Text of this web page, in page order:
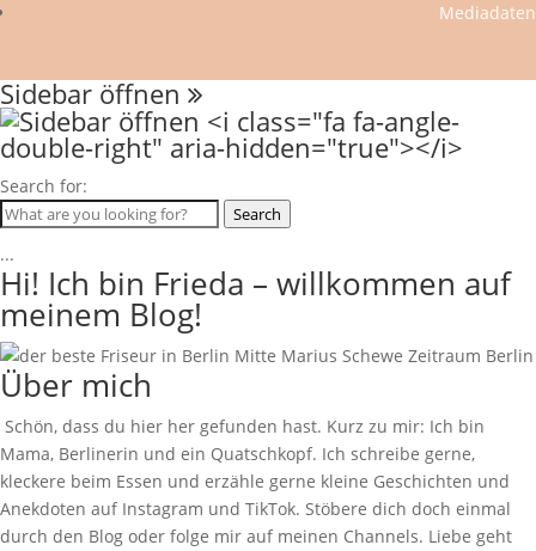
Mediadaten
Sidebar öffnen
Search for:
Search
...
Hi! Ich bin Frieda – willkommen auf
meinem Blog!
Über mich
Schön, dass du hier her gefunden hast. Kurz zu mir: Ich bin
Mama, Berlinerin und ein Quatschkopf. Ich schreibe gerne,
kleckere beim Essen und erzähle gerne kleine Geschichten und
Anekdoten auf Instagram und TikTok. Stöbere dich doch einmal
durch den Blog oder folge mir auf meinen Channels. Liebe geht